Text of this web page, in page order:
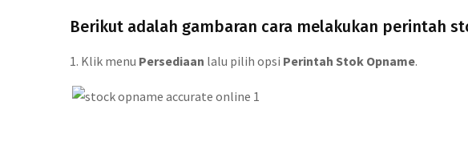
Berikut adalah gambaran cara melakukan perintah
1. Klik menu Persediaan lalu pilih opsi Perintah Stok Opname.